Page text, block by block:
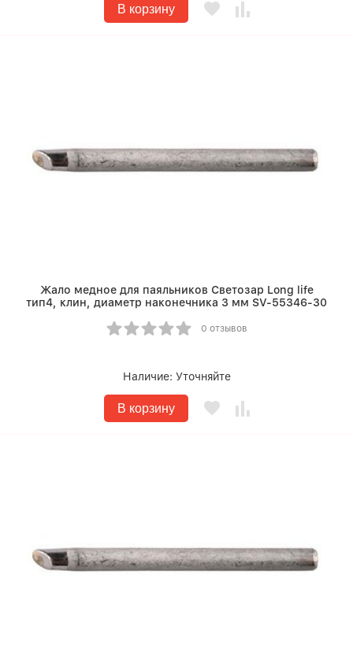
В корзину
Жало медное для паяльников Светозар Long life
тип4, клин, диаметр наконечника 3 мм SV-55346-30
0 отзывов
Наличие: Уточняйте
В корзину